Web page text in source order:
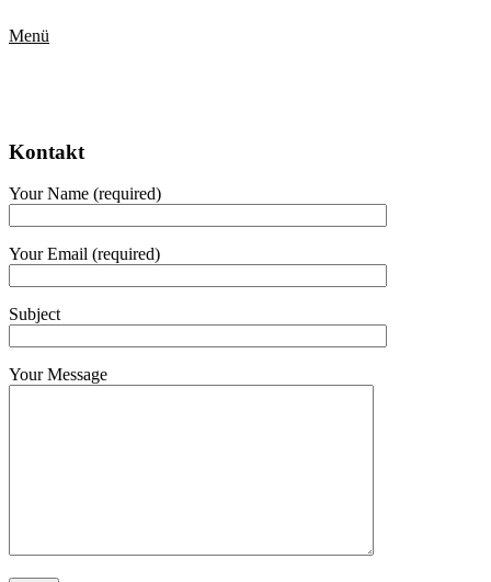
Menü
Kontakt
Your Name (required)
Your Email (required)
Subject
Your Message